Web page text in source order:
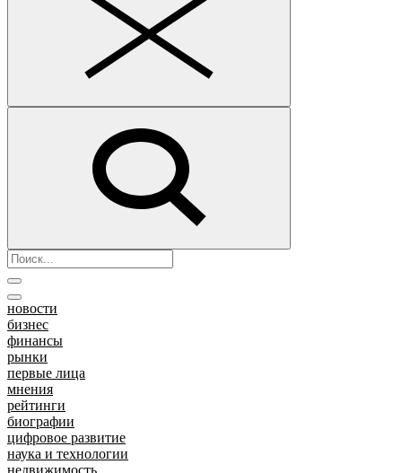
новости
бизнес
финансы
рынки
первые лица
мнения
рейтинги
биографии
цифровое развитие
наука и технологии
недвижимость